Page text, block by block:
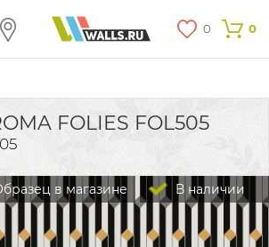
0 0
FOLIES FOL505
В наличии
в магазине